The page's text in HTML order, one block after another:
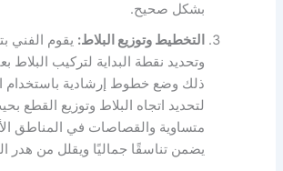
بشكل صحيح.
التخطيط وتوزيع البلاط: يقوم الفني
وتحديد نقطة البداية لتركيب البلاط
ذلك وضع خطوط إرشادية باستخدام
لتحديد اتجاه البلاط وتوزيع القطع
متساوية والقصاصات في المناطق
يضمن تناسقًا جماليًا ويقلل من هدر